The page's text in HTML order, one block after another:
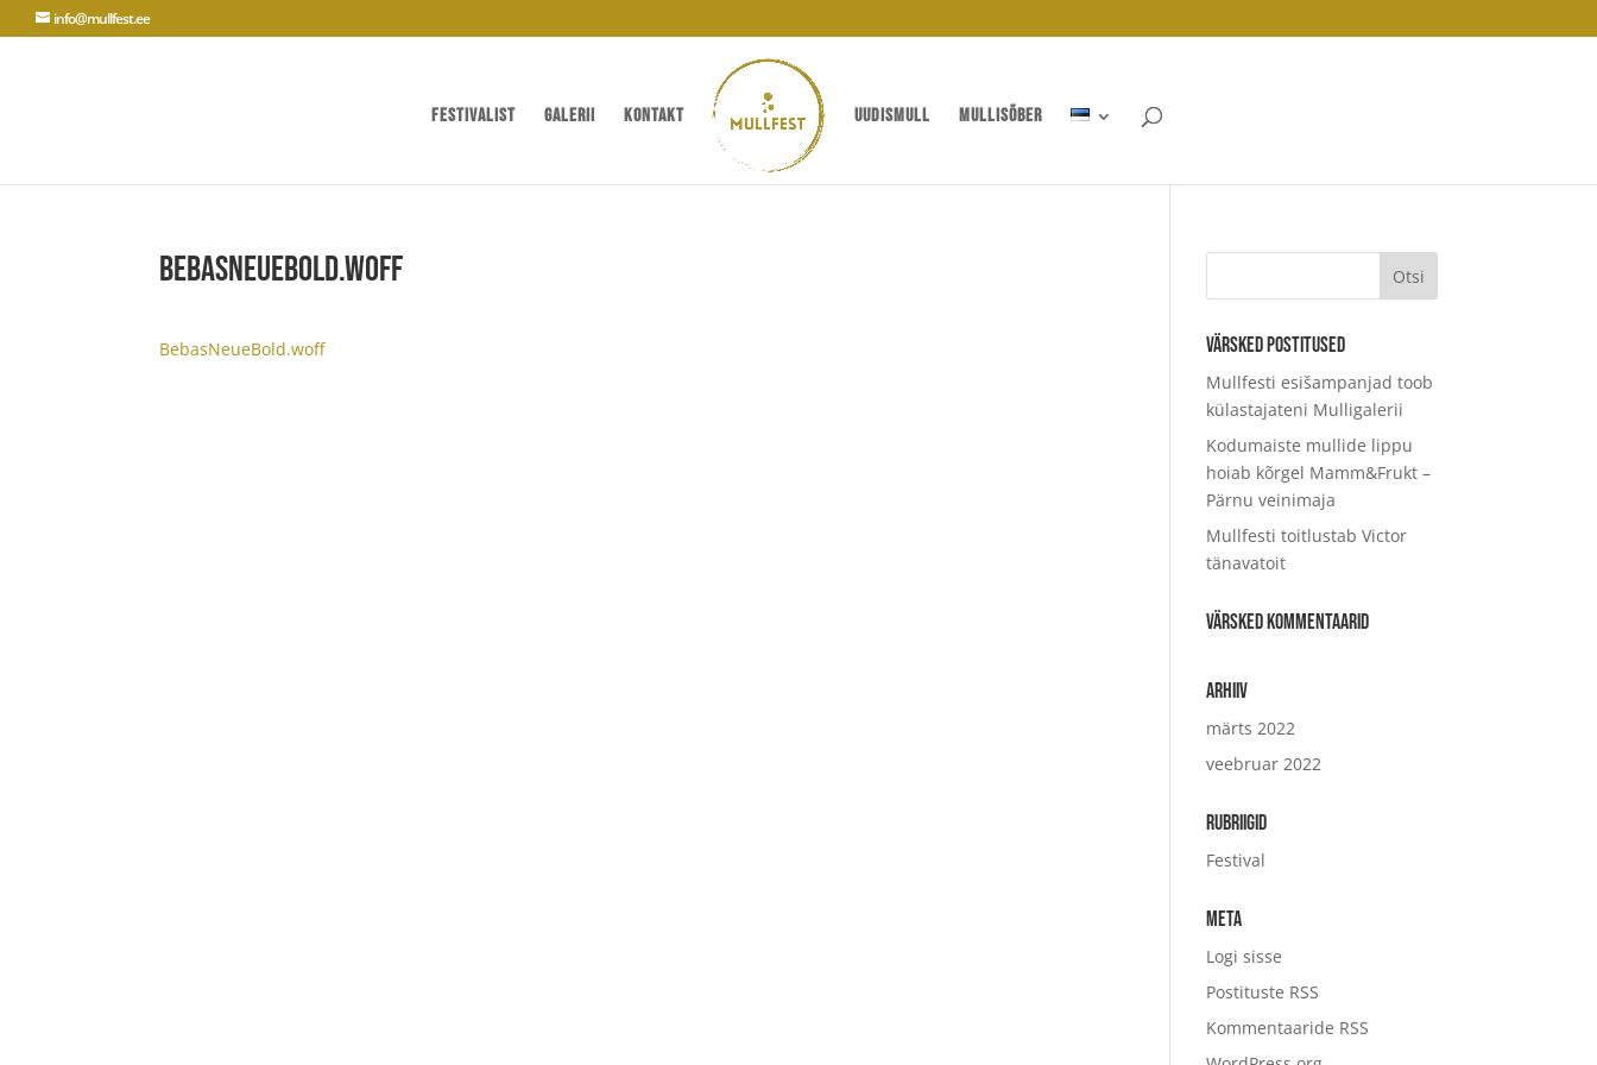
info@mullfest.ee
Festivalist Galerii Kontakt UUDISMULL mullisõber
BebasNeueBold.woff
BebasNeueBold.woff Värsked postitused
Mullfesti esišampanjad toob
külastajateni Mulligalerii
Kodumaiste mullide lippu
hoiab kõrgel Mamm&Frukt –
Pärnu veinimaja
Mullfesti toitlustab Victor
tänavatoit
Värsked kommentaarid
Arhiiv
märts 2022
veebruar 2022
Rubriigid
Festival
Meta
Logi sisse
Postituste RSS
Kommentaaride RSS